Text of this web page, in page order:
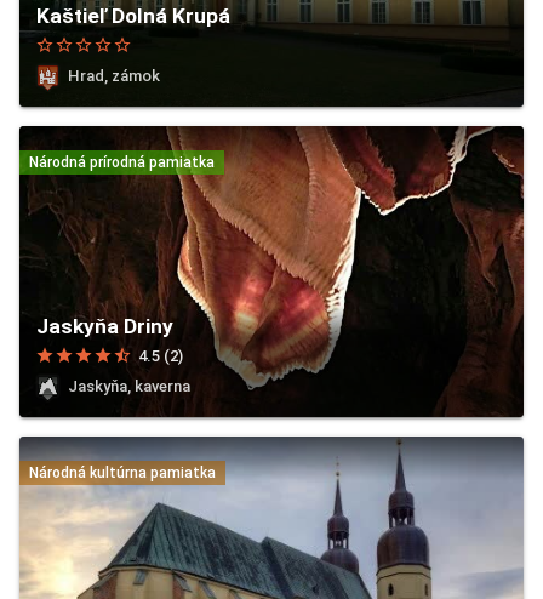
Kaštieľ Dolná Krupá
star_borderstar_borderstar_borderstar_borderstar_border
Hrad, zámok
Národná prírodná pamiatka
Jaskyňa Driny
starstarstarstarstar_half 4.5 (2)
Jaskyňa, kaverna
Národná kultúrna pamiatka